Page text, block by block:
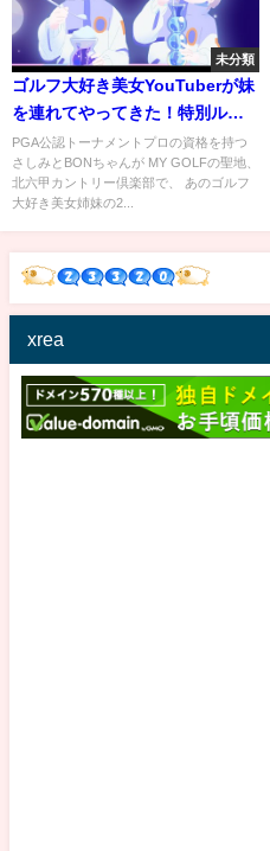
未分類
ゴルフ大好き美女YouTuberが妹
を連れてやってきた！特別ルー
ルでスクランブル対決！【プロ
ゴルファー】
PGA公認トーナメントプロの資格を持つ
さしみとBONちゃんが MY GOLFの聖地、
北六甲カントリー倶楽部で、 あのゴルフ
大好き美女姉妹の2...
xrea